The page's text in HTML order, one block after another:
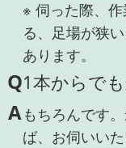
※ 伺った際、
る、足場が狭
あります。
Q1本からで
Aもちろんです
ば、お伺いいた